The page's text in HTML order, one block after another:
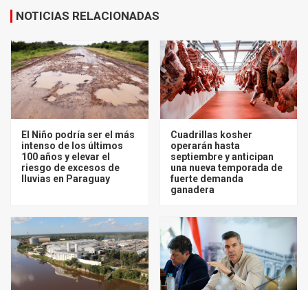
NOTICIAS RELACIONADAS
El Niño podría ser el más
intenso de los últimos
100 años y elevar el
riesgo de excesos de
lluvias en Paraguay
Cuadrillas kosher
operarán hasta
septiembre y anticipan
una nueva temporada de
fuerte demanda
ganadera